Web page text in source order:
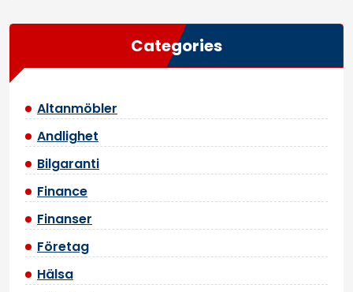
Categories
Altanmöbler
Andlighet
Bilgaranti
Finance
Finanser
Företag
Hälsa